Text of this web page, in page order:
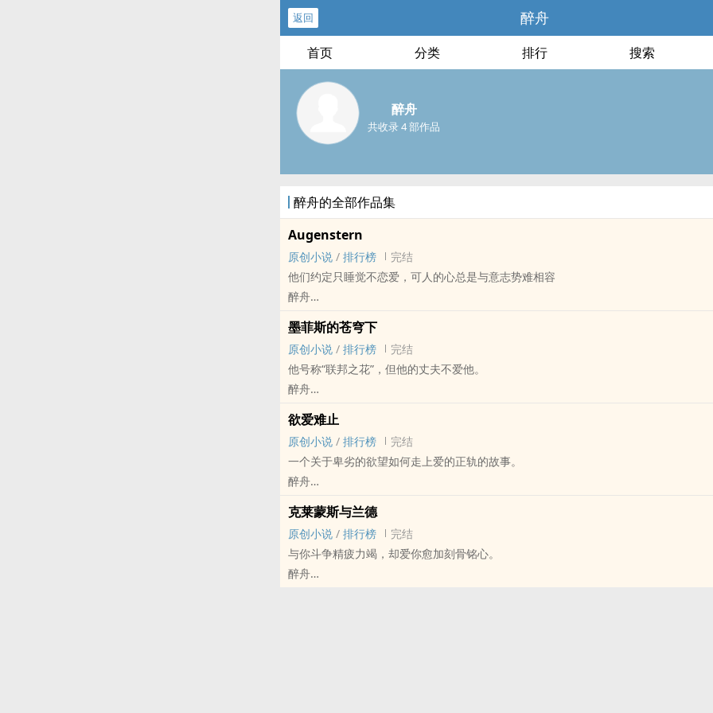
返回 醉舟
首页 分类 排行 搜索
醉舟
共收录 4 部作品
醉舟的全部作品集
Augenstern
原创小说 / 排行榜
完结
他们约定只睡觉不恋爱，可人的心总是与意志势难相容
醉舟
现代 - HE - 娱乐圈 - BDSM
‎高‍‎H‍‎‌
成熟会撩渣苏攻X嘴硬心软坚韧受
唱片公司老板隋唐X乐队键盘手姚星澜
先do后爱 年上大7岁 HE
在德语中，“Augen”意为“眼睛”，“der Stern”是星星，“Augenstern”即“眼中星辰”，意
人”。当一个人爱上另一个人时，所爱之人会被他眼中的星辰照亮。
隋唐第一次看到站在台上的姚星澜，就想睡这个男人。他这幺想，也这幺做了。
可人的心总是与意志势难相容，两者在情感与理智间来回拉扯，进行着永恒的殊死搏
姚星澜的心失控了，隋唐很清楚，却依旧无动于衷。此时的他还不知道，自己日后会
样凌迟一颗爱他的真心。
（预警：攻受都有极品前任，有BDSM情节）
墨菲斯的苍穹下
原创小说 / 排行榜
完结
他号称“联邦之花”，但他的丈夫不爱他。
醉舟
现代 - HE - ABO - 军政
强制爱
道德标兵退伍军人Alpha X 不择手段痴情美人Omega
联邦军事总参谋部高级顾问凌深 X 民主联盟党议员塞涅尔·艾希曼
年上大6岁，事业线主受，受追攻，非典型强制（没有小黑屋），生怀流，荤素均衡，
-
出身政治世家的塞涅尔有着一头金发和一双如宝石一般澄澈明亮的蓝眼睛，号称“联邦
斯的Alpha们最想得到的Omega。他十六岁就爱上了现在的Alpha丈夫，但他的丈夫
欲爱难止
原创小说 / 排行榜
完结
一个关于卑劣的欲望如何走上爱的正轨的故事。
醉舟
现代 - HE - 主攻视角 - 娱乐圈
‎高‍‎H‍‎‌
孔雀开屏小狼狗攻 X 温柔妖精大美人受
乐队主唱江世珏 X 摄影师夏书贤
克莱蒙斯与兰德
原创小说 / 排行榜
完结
与你斗争精疲力竭，却爱你愈加刻骨铭心。
醉舟